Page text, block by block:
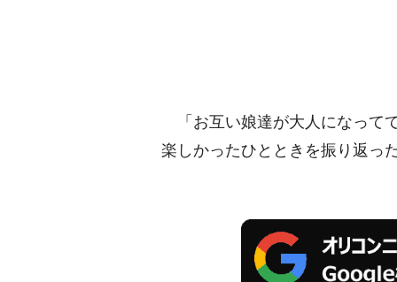
「お互い娘達が大人になって
楽しかったひとときを振り返っ